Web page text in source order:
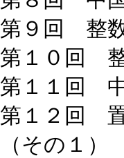
第９回 整
第１０回
第１１回
第１２回
（その１）